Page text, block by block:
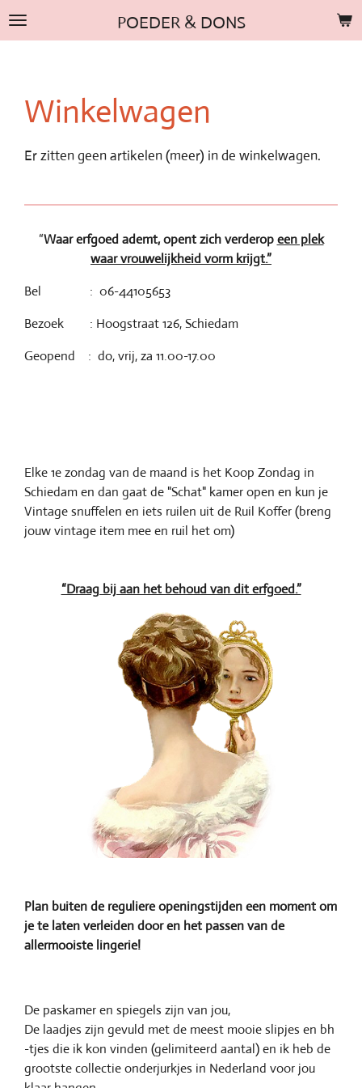
Ga
direct
hoofdinhoud
POEDER & DONS
Winkelwagen
Er zitten geen artikelen (meer) in de winkelwagen.
“Waar erfgoed ademt, opent zich verderopeen plek
waar vrouwelijkheid vorm krijgt.”
Bel : 06-44105653
Bezoek : Hoogstraat 126, Schiedam
Geopend : do, vrij, za 11.00-17.00
Elke 1e zondag van de maand is het Koop Zondag in
Schiedam en dan gaat de "Schat" kamer open en kun je
Vintage snuffelen en iets ruilen uit de Ruil Koffer (breng
jouw vintage item mee en ruil het om)
“Draag bij aan het behoud van dit erfgoed.”
Plan buiten de reguliere openingstijden een moment om
je te laten verleiden door en het passen van de
allermooiste lingerie!
De paskamer en spiegels zijn van jou,
De laadjes zijn gevuld met de meest mooie slipjes en bh
-tjes die ik kon vinden (gelimiteerd aantal) en ik heb de
grootste collectie onderjurkjes in Nederland voor jou